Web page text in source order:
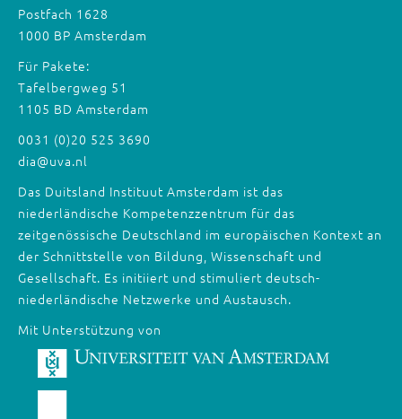
Postfach 1628
1000 BP Amsterdam
Für Pakete:
Tafelbergweg 51
1105 BD Amsterdam
0031 (0)20 525 3690
dia@uva.nl
Das Duitsland Instituut Amsterdam ist das
niederländische Kompetenzzentrum für das
zeitgenössische Deutschland im europäischen Kontext an
der Schnittstelle von Bildung, Wissenschaft und
Gesellschaft. Es initiiert und stimuliert deutsch-
niederländische Netzwerke und Austausch.
Mit Unterstützung von